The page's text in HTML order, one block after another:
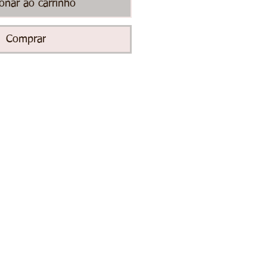
ao carrinho
Comprar